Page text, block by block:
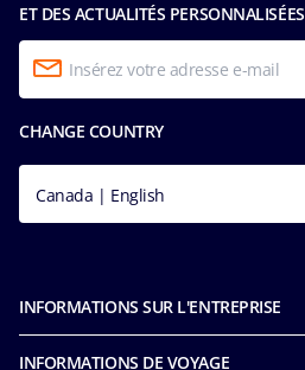
ET DES ACTUALITÉS PERSONNALISÉES
CHANGE COUNTRY
Canada | English
INFORMATIONS SUR L'ENTREPRISE
INFORMATIONS DE VOYAGE